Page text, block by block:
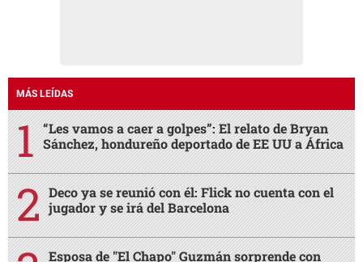
MÁS LEÍDAS
“Les vamos a caer a golpes”: El relato de Bryan
Sánchez, hondureño deportado de EE UU a África
Deco ya se reunió con él: Flick no cuenta con el
jugador y se irá del Barcelona
Esposa de "El Chapo" Guzmán sorprende con